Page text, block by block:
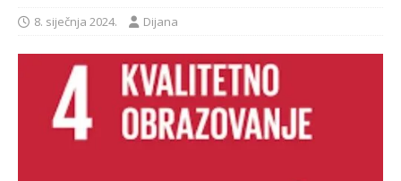
8. siječnja 2024. Dijana